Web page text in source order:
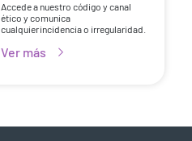
Accede a nuestro código y canal
ético y comunica
cualquier incidencia o irregularidad.
Ver más